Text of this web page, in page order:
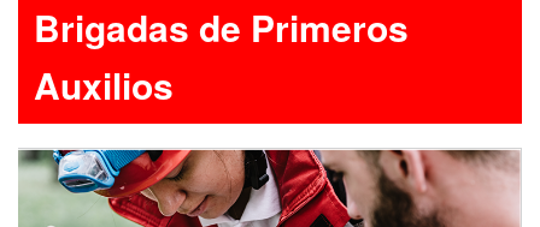
Brigadas de Primeros
Auxilios